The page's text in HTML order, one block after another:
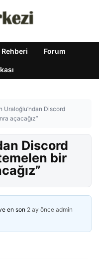
Rehberi Forum
Uraloğlu’ndan Discord
açacağız”
Discord
bir
en son 2 ay önce admin